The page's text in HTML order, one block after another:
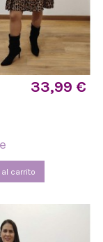
33,99 €
al carrito